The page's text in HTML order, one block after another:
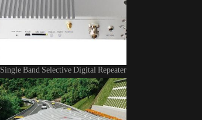
Single Band Selective Digital Repeater